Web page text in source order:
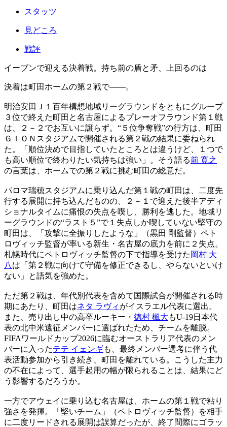
スタッツ
見どころ
戦評
イーブンで迎える決着戦。持ち前の盾と矛、上回るのは
決着は町田ホームの第２戦で――。
明治安田Ｊ１百年構想地域リーグラウンドをともにグループ
３位で終えた町田と名古屋によるプレーオフラウンド第１戦
は、２－２でお互いに譲らず。“５位争奪戦”の行方は、町田
ＧＩＯＮスタジアムで開催される第２戦の結果に委ねられ
た。「順位決めで目指していたところとは違うけど、１つで
も高い順位で終わりたい気持ちは強い」。そう語る前 寛之
の言葉は、ホームでの第２戦に挑む町田の総意だ。
パロマ瑞穂スタジアムに乗り込んだ第１戦の町田は、二度先
行する展開に持ち込んだものの、２－１で迎えた後半アディ
ショナルタイムに痛恨の失点を喫し、勝利を逃した。地域リ
ーグラウンドの“ラスト５”で１失点しか喫していない堅守の
町田は、「攻撃に全振りしたような」（黒田 剛監督）ペト
ロヴィッチ監督が率いる新生・名古屋の底力を前に２失点。
札幌時代にペトロヴィッチ監督の下で指導を受けた 岡村 大
八 は「第２戦に向けて守備を修正できるし、やらないといけ
ない」と語気を強めた。
ただ第２戦は、年代別代表を含めて国際試合が開催される時
期にあたり、町田はネタ ラヴィ がイスラエル代表に選出。
また、売り出し中の高卒ルーキー・ 徳村 楓大 もU-19日本代
表の北中米遠征メンバーに選ばれたため、チームを離脱。
FIFAワールドカップ2026に臨むオーストラリア代表のメン
バーに入ったテテ イェンギも、最終メンバー選考に伴う代
表活動参加から引き続き、町田を離れている。こうした主力
の不在によって、選手起用の幅が限られることは、結果にど
う影響するだろうか。
一方でアウェイに乗り込む名古屋は、ホームの第１戦で粘り
強さを発揮。「堅いチーム」（ペトロヴィッチ監督）を相手
に二度リードされる展開は誤算だったが、終了間際にゴラッ